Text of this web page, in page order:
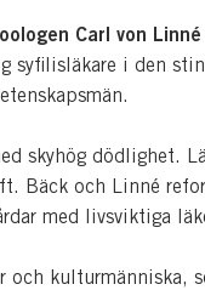
Carl von
syfilisläkare i den
skyhög dödlighet.
Bäck och Linné
med livsviktiga
och kulturmänniska,